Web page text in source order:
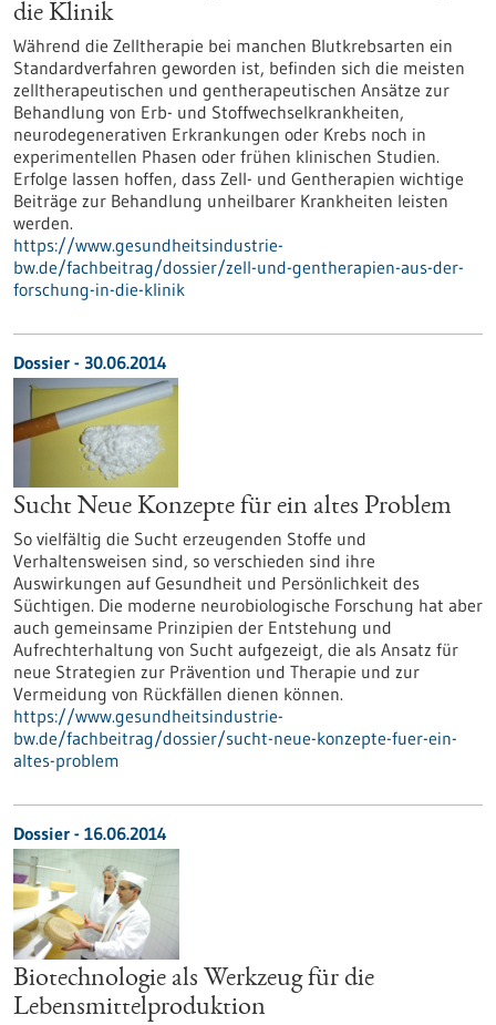
die Klinik
Während die Zelltherapie bei manchen Blutkrebsarten ein
Standardverfahren geworden ist, befinden sich die meisten
zelltherapeutischen und gentherapeutischen Ansätze zur
Behandlung von Erb- und Stoffwechselkrankheiten,
neurodegenerativen Erkrankungen oder Krebs noch in
experimentellen Phasen oder frühen klinischen Studien.
Erfolge lassen hoffen, dass Zell- und Gentherapien wichtige
Beiträge zur Behandlung unheilbarer Krankheiten leisten
werden.
https://www.gesundheitsindustrie-
bw.de/fachbeitrag/dossier/zell-und-gentherapien-aus-der-
forschung-in-die-klinik
Dossier - 30.06.2014
Sucht Neue Konzepte für ein altes Problem
So vielfältig die Sucht erzeugenden Stoffe und
Verhaltensweisen sind, so verschieden sind ihre
Auswirkungen auf Gesundheit und Persönlichkeit des
Süchtigen. Die moderne neurobiologische Forschung hat aber
auch gemeinsame Prinzipien der Entstehung und
Aufrechterhaltung von Sucht aufgezeigt, die als Ansatz für
neue Strategien zur Prävention und Therapie und zur
Vermeidung von Rückfällen dienen können.
https://www.gesundheitsindustrie-
bw.de/fachbeitrag/dossier/sucht-neue-konzepte-fuer-ein-
altes-problem
Dossier - 16.06.2014
Biotechnologie als Werkzeug für die
Lebensmittelproduktion